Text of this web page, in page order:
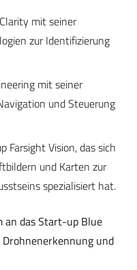
mit seiner
zur Identifizierung
mit seiner
und Steuerung
Farsight Vision, das sich
und Karten zur
spezialisiert hat.
an das Start-up Blue
und